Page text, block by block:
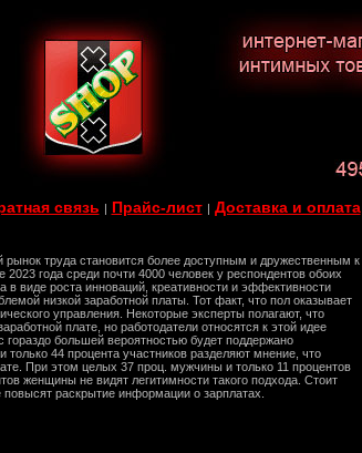
связь | Прайс-лист | Доставка и оплата
труда становится более доступным и дружественным к
2023 года среди почти 4000 человек у респондентов обоих
виде роста инноваций, креативности и эффективности
низкой заработной платы. Тот факт, что пол оказывает
управления. Некоторые эксперты полагают, что
плате, но работодатели относятся к этой идее
большей вероятностью будет поддержано
44 процента участников разделяют мнение, что
При этом целых 37 проц. мужчины и только 11 процентов
женщины не видят легитимности такого подхода. Стоит
раскрытие информации о зарплатах.